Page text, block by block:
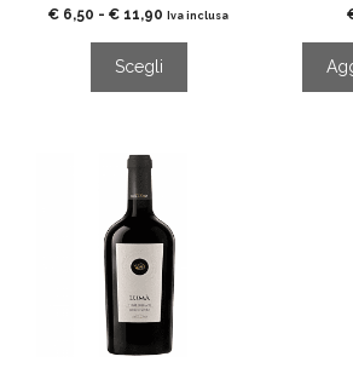
€ 6,50 - € 11,90 Fascia
Iva inclusa
Scegli
del
prodotto